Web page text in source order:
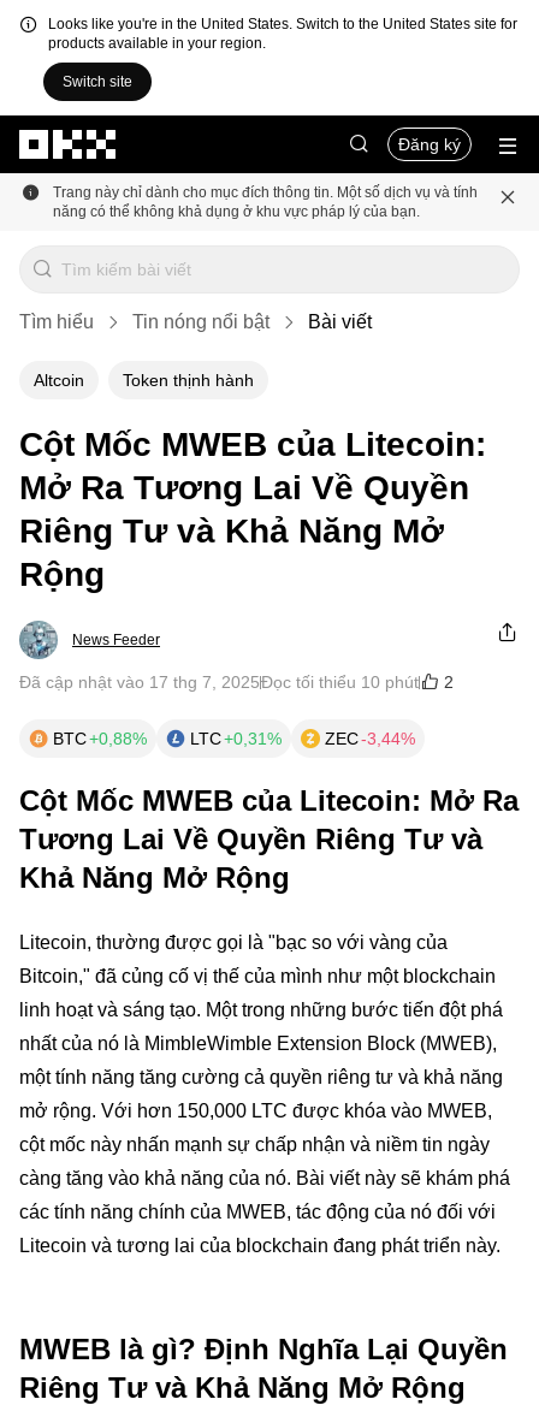
Looks like you're in the United States. Switch to the United States site for
products available in your region.
Switch site
Đăng ký
Trang này chỉ dành cho mục đích thông tin. Một số dịch vụ và tính
năng có thể không khả dụng ở khu vực pháp lý của bạn.
Tìm hiểu Tin nóng nổi bật Bài viết
Altcoin Token thịnh hành
Cột Mốc MWEB của Litecoin:
Mở Ra Tương Lai Về Quyền
Riêng Tư và Khả Năng Mở
Rộng
News Feeder
Đã cập nhật vào 17 thg 7, 2025Đọc tối thiểu 10 phút 2
BTC+0,88% LTC+0,31% ZEC-3,44%
Cột Mốc MWEB của Litecoin: Mở Ra
Tương Lai Về Quyền Riêng Tư và
Khả Năng Mở Rộng
Litecoin, thường được gọi là "bạc so với vàng của
Bitcoin," đã củng cố vị thế của mình như một blockchain
linh hoạt và sáng tạo. Một trong những bước tiến đột phá
nhất của nó là MimbleWimble Extension Block (MWEB),
một tính năng tăng cường cả quyền riêng tư và khả năng
mở rộng. Với hơn 150,000 LTC được khóa vào MWEB,
cột mốc này nhấn mạnh sự chấp nhận và niềm tin ngày
càng tăng vào khả năng của nó. Bài viết này sẽ khám phá
các tính năng chính của MWEB, tác động của nó đối với
Litecoin và tương lai của blockchain đang phát triển này.
MWEB là gì? Định Nghĩa Lại Quyền
Riêng Tư và Khả Năng Mở Rộng